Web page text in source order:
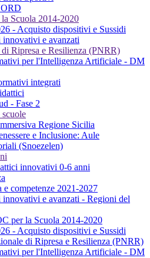
Scuola 2014-2020
- Acquisto dispositivi e Sussidi
e avanzati
Ripresa e Resilienza (PNRR)
per l'Intelligenza Artificiale - DM
integrati
- Fase 2
Regione Sicilia
e Inclusione: Aule
(Snoezelen)
innovativi 0-6 anni
e competenze 2021-2027
innovativi e avanzati - Regioni del
per la Scuola 2014-2020
- Acquisto dispositivi e Sussidi
di Ripresa e Resilienza (PNRR)
per l'Intelligenza Artificiale - DM